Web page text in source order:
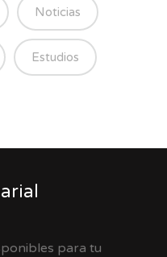
Noticias
Estudios
para tu